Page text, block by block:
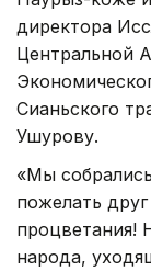
директора
Центральной
Сианьского
Ушурову.
«Мы
пожелать
процветания!
народа,